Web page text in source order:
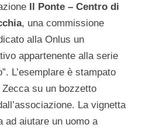
Il Ponte – Centro di
, una commissione
alla Onlus un
appartenente alla serie
L’esemplare è stampato
su un bozzetto
La vignetta
ad aiutare un uomo a